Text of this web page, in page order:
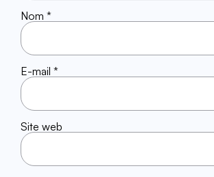
Nom *
E-mail *
Site web